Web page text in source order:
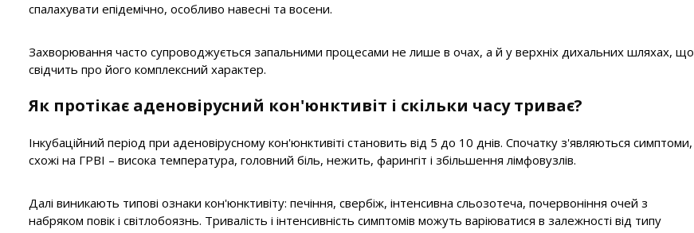
спалахувати епідемічно, особливо навесні та восени.
Захворювання часто супроводжується запальними процесами не лише в очах, а й у верхніх дихальних шляхах, що
свідчить про його комплексний характер.
Як протікає аденовірусний кон'юнктивіт і скільки часу триває?
Інкубаційний період при аденовірусному кон'юнктивіті становить від 5 до 10 днів. Спочатку з'являються симптоми,
схожі на ГРВІ – висока температура, головний біль, нежить, фарингіт і збільшення лімфовузлів.
Далі виникають типові ознаки кон'юнктивіту: печіння, свербіж, інтенсивна сльозотеча, почервоніння очей з
набряком повік і світлобоязнь. Тривалість і інтенсивність симптомів можуть варіюватися в залежності від типу